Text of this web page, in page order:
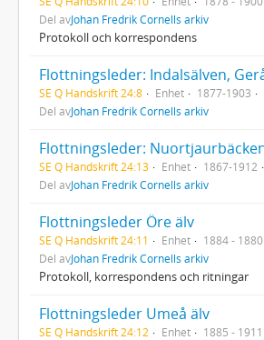
Del avJohan Fredrik Cornells arkiv
Protokoll och korrespondens
SE Q Handskrift 24:8 Enhet
1877-1903
Del avJohan Fredrik Cornells arkiv
SE Q Handskrift 24:13 Enhet
1867-1912
Del avJohan Fredrik Cornells arkiv
Flottningsleder Öre älv
SE Q Handskrift 24:11 Enhet
1884 - 1880
Del avJohan Fredrik Cornells arkiv
Protokoll, korrespondens och ritningar
Flottningsleder Umeå älv
SE Q Handskrift 24:12 Enhet
1885 - 1911